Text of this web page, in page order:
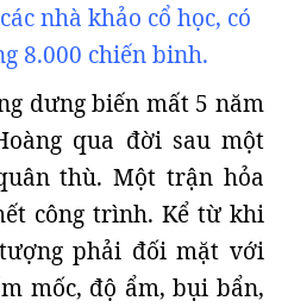
nhà khảo cổ học, có
8.000 chiến binh.
dưng biến mất 5 năm
qua đời sau một
thù. Một trận hỏa
công trình. Kể từ khi
phải đối mặt với
mốc, độ ẩm, bụi bẩn,